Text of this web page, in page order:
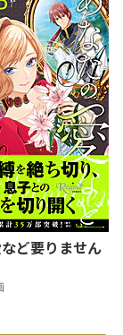
ど要りません